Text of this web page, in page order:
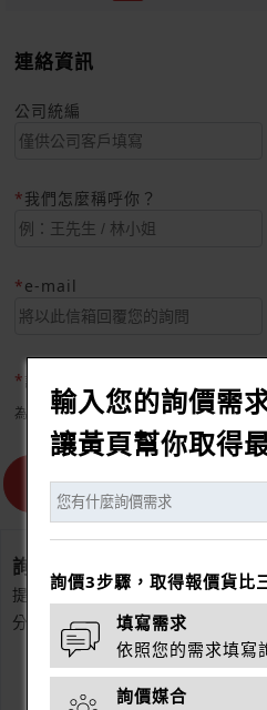
連絡資訊
公司統編
我們怎麼稱呼你？
e-mail
認證碼
為避免垃圾訊息，請協助輸入驗證碼，
詢價分數
提供詳細的詢價需求，使供應商更
分數越高，您得到的反應越好。
輸入您的詢價需
讓黃頁幫你取得
詢價3步驟，取得報價貨比
填寫需求
依照您的需求填寫
詢價媒合